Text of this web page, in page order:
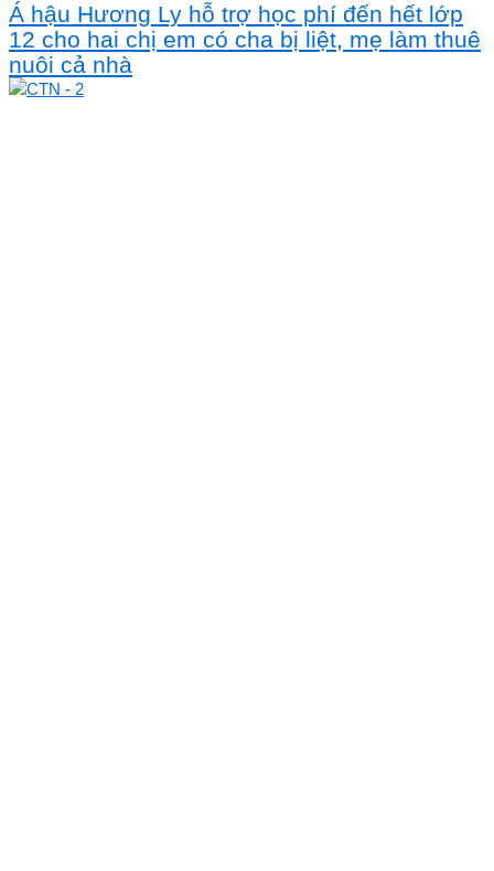
Á hậu Hương Ly hỗ trợ học phí đến hết lớp
12 cho hai chị em có cha bị liệt, mẹ làm thuê
nuôi cả nhà